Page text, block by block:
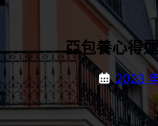
亞包養心得
2023